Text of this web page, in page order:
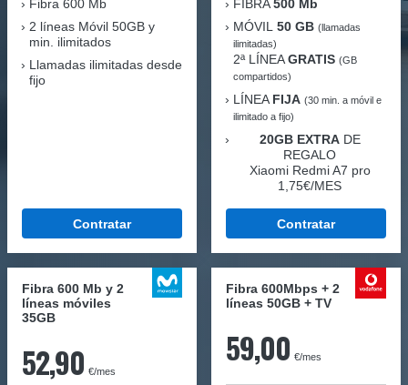
Fibra 600 Mb
2 líneas Móvil 50GB y
min. ilimitados
Llamadas ilimitadas desde
fijo
Contratar
FIBRA 500 Mb
MÓVIL 50 GB (llamadas
ilimitadas)
2ª LÍNEAGRATIS (GB
compartidos)
LÍNEA FIJA (30 min. a móvil e
ilimitado a fijo)
20GB EXTRADE
REGALO
Xiaomi Redmi A7 pro
1,75€/MES
Contratar
Fibra 600 Mb y 2
líneas móviles
35GB
52,90 €/mes
Fibra 600Mbps + 2
líneas 50GB + TV
59,00 €/mes